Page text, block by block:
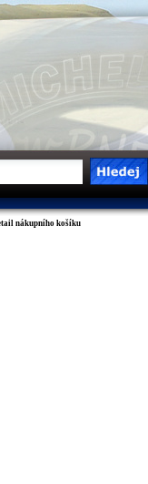
nákupního košíku